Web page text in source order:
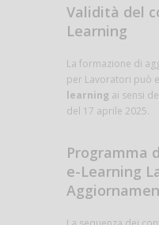
Validità del
Learning
La formazione di
per Lavoratori può
learning ai sensi
del 17 aprile 2025.
Programma
e-Learning